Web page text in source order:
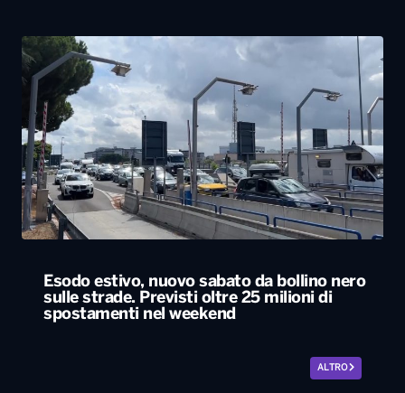
Esodo estivo, nuovo sabato da bollino nero
sulle strade. Previsti oltre 25 milioni di
spostamenti nel weekend
ALTRO